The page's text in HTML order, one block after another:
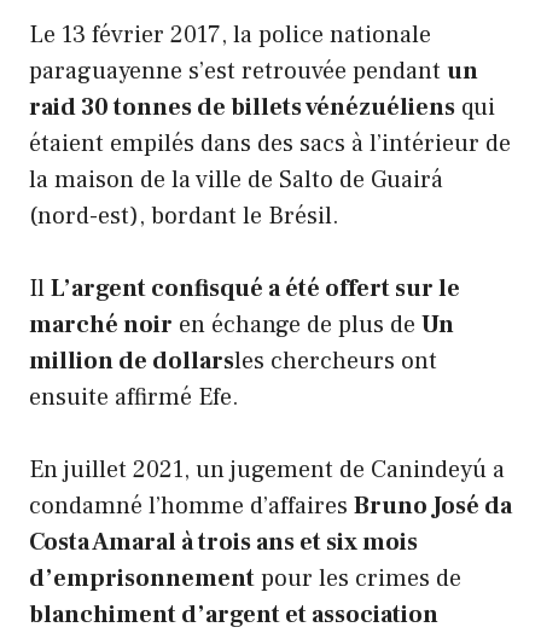
Le 13 février 2017, la police nationale
paraguayenne s’est retrouvée pendant un
raid 30 tonnes de billets vénézuéliens qui
étaient empilés dans des sacs à l’intérieur de
la maison de la ville de Salto de Guairá
(nord-est), bordant le Brésil.
IlL’argent confisqué a été offert sur le
marché noir en échange de plus de Un
million de dollarsles chercheurs ont
ensuite affirmé Efe.
En juillet 2021, un jugement de Canindeyú a
condamné l’homme d’affaires Bruno José da
Costa Amaral à trois ans et six mois
d’emprisonnementpour les crimes de
blanchiment d’argent et association